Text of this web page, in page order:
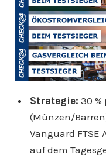
Strategie: 30 %
(Münzen/
Vanguard FTSE
auf dem